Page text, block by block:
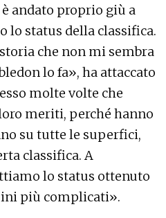
andato proprio giù a
lo status della classifica.
che non mi sembra
lo fa», ha attaccato
molte volte che
meriti, perché hanno
su tutte le superfici,
classifica. A
lo status ottenuto
più complicati».